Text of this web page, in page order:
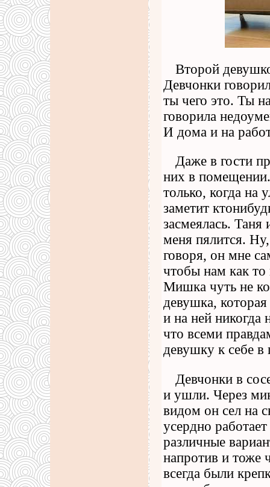
Второй
Девчонки
ты чего это. Ты
говорила
И дома и на
Даже в гости
них в
только, когда на
заметит
засмеялась.
меня пялится.
говоря, он мне
чтобы нам как то
Мишка чуть не
девушка, которая
и на ней
что всеми
девушку к себе в
Девчонки в
и ушли. Через
видом он сел на
усердно
различные
напротив и тоже
всегда были